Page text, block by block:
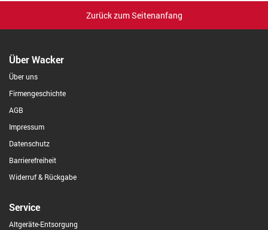
Zurück zum Seitenanfang
Über Wacker
Über uns
Firmengeschichte
AGB
Impressum
Datenschutz
Barrierefreiheit
Widerruf & Rückgabe
Service
Altgeräte-Entsorgung